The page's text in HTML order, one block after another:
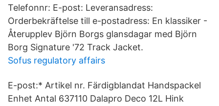
Telefonnr: E-post: Leveransadress:
Orderbekräftelse till e-postadress: En klassiker -
Återupplev Björn Borgs glansdagar med Björn
Borg Signature '72 Track Jacket.
Sofus regulatory affairs
E-post:* Artikel nr. Färdigblandat Handspackel
Enhet Antal 637110 Dalapro Deco 12L Hink